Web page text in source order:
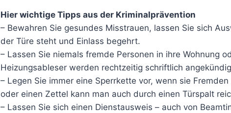
Hier wichtige Tipps aus der Kriminalprävention
– Bewahren Sie gesundes Misstrauen, lassen Sie sich
der Türe steht und Einlass begehrt.
– Lassen Sie niemals fremde Personen in ihre Wohnung
Heizungsableser werden rechtzeitig schriftlich
– Legen Sie immer eine Sperrkette vor, wenn sie
oder einen Zettel kann man auch durch einen Türspalt
– Lassen Sie sich einen Dienstausweis – auch von